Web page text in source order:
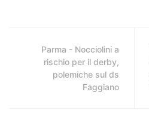
Parma - Nocciolini a
rischio per il derby,
polemiche sul ds
Faggiano